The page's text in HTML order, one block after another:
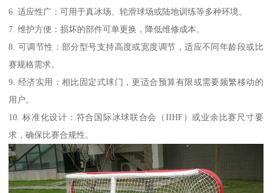
6. 适应性广：可用于真冰场、轮滑球场或陆地训练等多种环境。
7. 维护方便：损坏的部件可单更换，降低维修成本。
8. 可调节性：部分型号支持高度或宽度调节，适应不同年龄段或比
赛规格需求。
9. 经济实用：相比固定式球门，更适合预算有限或需要频繁移动的
用户。
10. 标准化设计：符合国际冰球联合会（IIHF）或业余比赛尺寸要
求，确保比赛合规性。